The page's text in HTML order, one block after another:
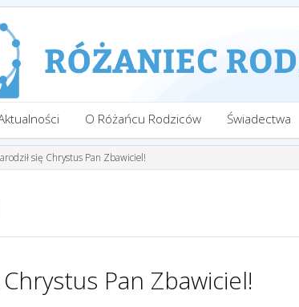
O Różańcu Rodziców Świadectwa
się Chrystus Pan Zbawiciel!
Pan Zbawiciel!